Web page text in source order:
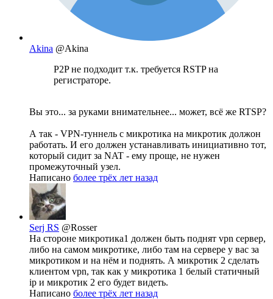
Akina @Akina
P2P не подходит т.к. требуется RSTP на
регистраторе.
Вы это... за руками внимательнее... может, всё же RTSP?
А так - VPN-туннель с микротика на микротик должон
работать. И его должен устанавливать инициативно тот,
который сидит за NAT - ему проще, не нужен
промежуточный узел.
Написано более трёх лет назад
Serj RS @Rosser
На стороне микротика1 должен быть поднят vpn сервер,
либо на самом микротике, либо там на сервере у вас за
микротиком и на нём и поднять. А микротик 2 сделать
клиентом vpn, так как у микротика 1 белый статичный
ip и микротик 2 его будет видеть.
Написано более трёх лет назад